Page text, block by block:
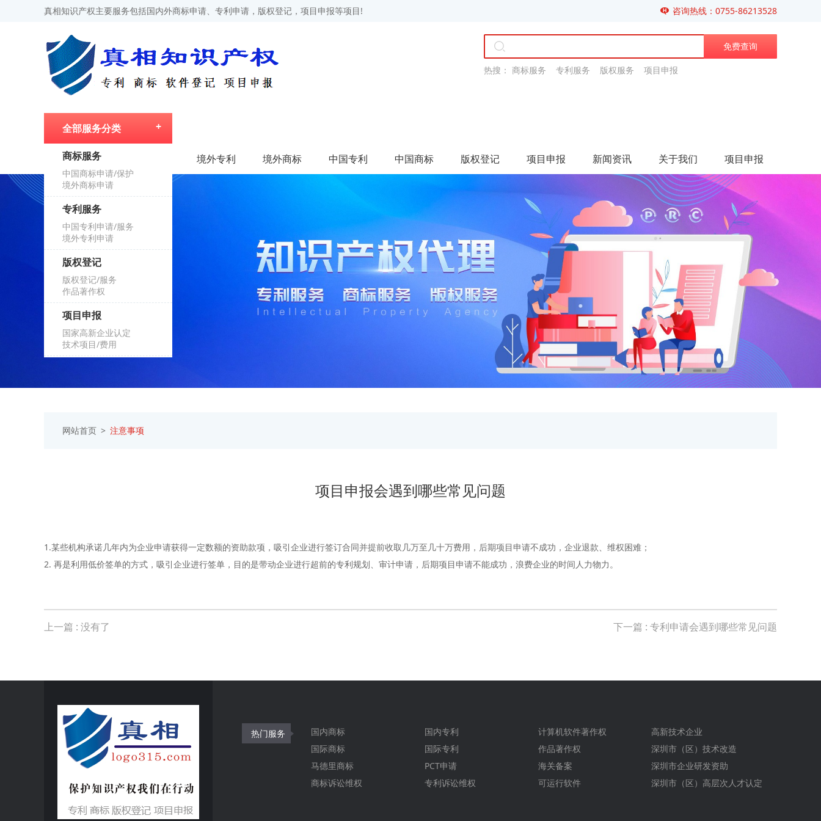
真相知识产权主要服务包括国内外商标申请、专利申请，版权登记，项目申报等项目! 咨询热线：0755-86213528
免费查询
热搜： 商标服务 专利服务 版权服务 项目申报
全部服务分类
商标服务
中国商标申请/保护
境外商标申请
专利服务
中国专利申请/服务
境外专利申请
版权登记
版权登记/服务
作品著作权
项目申报
国家高新企业认定
技术项目/费用
境外专利 境外商标 中国专利 中国商标 版权登记 项目申报 新闻资讯 关于我们 项目申报
网站首页 注意事项
项目申报会遇到哪些常见问题
1.某些机构承诺几年内为企业申请获得一定数额的资助款项，吸引企业进行签订合同并提前收取几万至几十万费用，后期项目申请不成功，企业退款、维权困难；
2. 再是利用低价签单的方式，吸引企业进行签单，目的是带动企业进行超前的专利规划、审计申请，后期项目申请不能成功，浪费企业的时间人力物力。
上一篇 : 没有了 下一篇 : 专利申请会遇到哪些常见问题
热门服务
国内商标
国际商标
马德里商标
商标诉讼维权
国内专利
国际专利
PCT申请
专利诉讼维权
计算机软件著作权
作品著作权
海关备案
可运行软件
高新技术企业
深圳市（区）技术改造
深圳市企业研发资助
深圳市（区）高层次人才认定